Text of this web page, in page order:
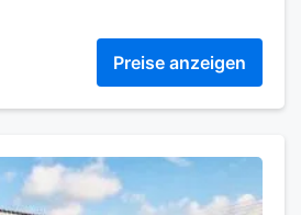
Preise anzeigen